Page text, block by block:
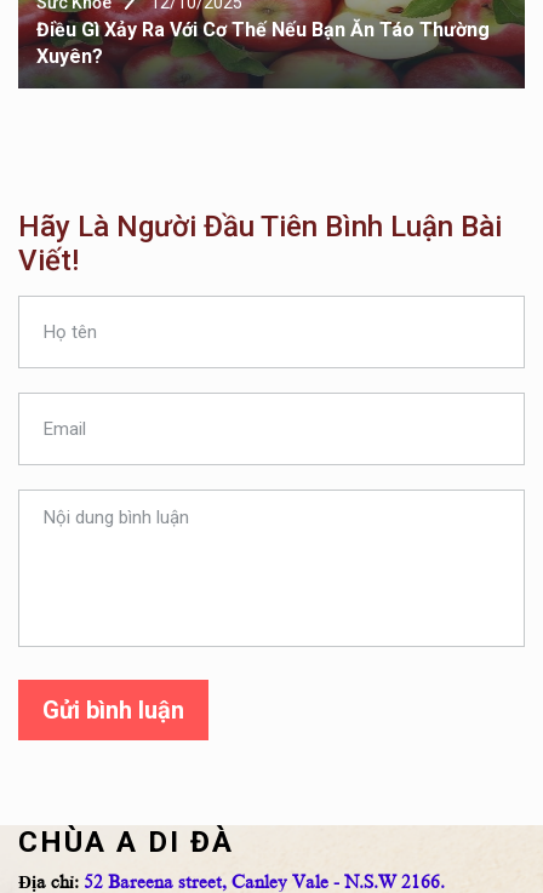
Cơ Thế Nếu Bạn Ăn Táo Thường
Những Thói
Mạnh
Hãy Là Người Đầu Tiên Bình Luận Bài
Viết!
Gửi bình luận
CHÙA A DI ĐÀ
Địa chỉ: 52 Bareena street, Canley Vale - N.S.W 2166.